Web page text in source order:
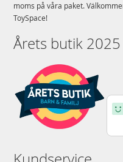
moms på våra paket.
ToySpace!
Årets butik 2025